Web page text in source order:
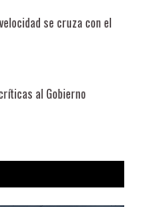
se cruza con el
al Gobierno